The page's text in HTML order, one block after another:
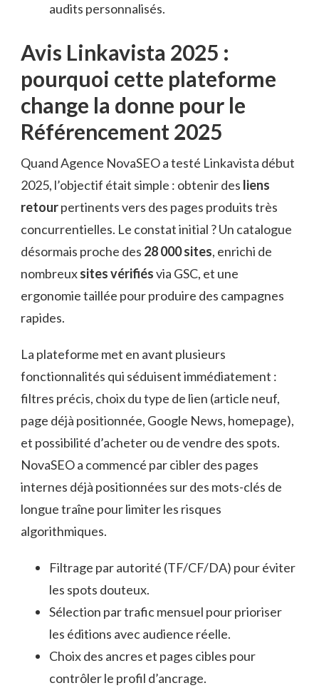
audits personnalisés.
Avis Linkavista 2025 :
pourquoi cette plateforme
change la donne pour le
Référencement 2025
Quand Agence NovaSEO a testé Linkavista début
2025, l’objectif était simple : obtenir des liens
retourpertinents vers des pages produits très
concurrentielles. Le constat initial ? Un catalogue
désormais proche des 28 000 sites, enrichi de
nombreuxsites vérifiésvia GSC, et une
ergonomie taillée pour produire des campagnes
rapides.
La plateforme met en avant plusieurs
fonctionnalités qui séduisent immédiatement :
filtres précis, choix du type de lien (article neuf,
page déjà positionnée, Google News, homepage),
et possibilité d’acheter ou de vendre des spots.
NovaSEO a commencé par cibler des pages
internes déjà positionnées sur des mots-clés de
longue traîne pour limiter les risques
algorithmiques.
Filtrage par autorité (TF/CF/DA) pour éviter
les spots douteux.
Sélection par trafic mensuel pour prioriser
les éditions avec audience réelle.
Choix des ancres et pages cibles pour
contrôler le profil d’ancrage.